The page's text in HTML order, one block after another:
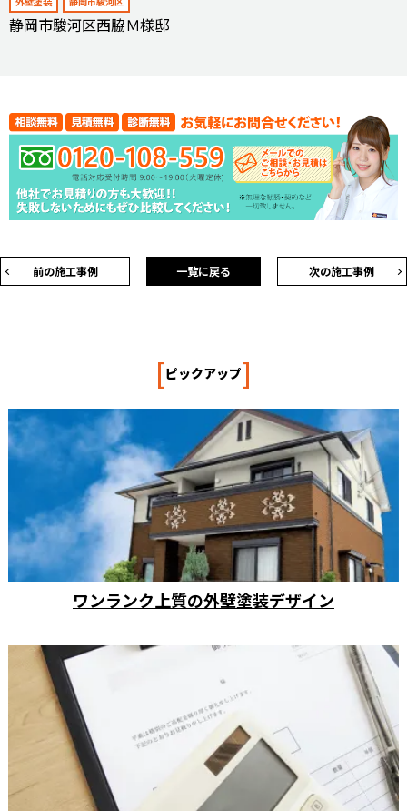
静岡市駿河区西脇Ｍ様邸
前の施工事例 次の施工事例
一覧に戻る
[ピックアップ]
ワンランク上質の外壁塗装デザイン